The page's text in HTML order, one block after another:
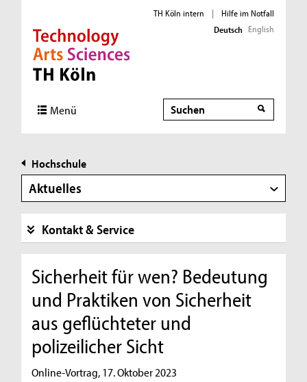
Direkt zur Hauptnavigation
Direkt zur Subnavigation
Direkt zum Inhalt
Direkt zum Fußbereich
TH Köln intern |
Hilfe im Notfall
Deutsch English
Menü Suche
Hochschule
Aktuelles
Kontakt & Service
Sicherheit für wen? Bedeutung
und Praktiken von Sicherheit
aus geflüchteter und
polizeilicher Sicht
Online-Vortrag, 17. Oktober 2023